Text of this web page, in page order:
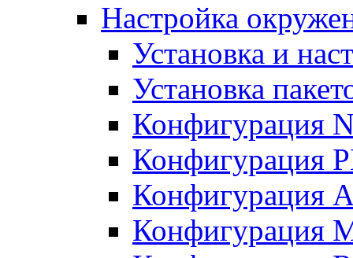
Настройка
Установка и
Установка
Конфигурация
Конфигурация
Конфигурация
Конфигурация